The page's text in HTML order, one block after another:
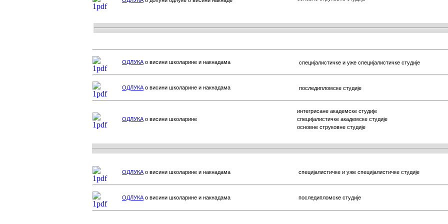
ОДЛУКА о висини школарине и накнадама специјалистичке и уже специјалистичке студије
ОДЛУКА о висини школарине и накнадама последипломске студије
ОДЛУКА о висини школарине
интегрисане академске студије
специјалистичке академске студије
основне струковне студије
ОДЛУКА о висини школарине и накнадама специјалистичке и уже специјалистичке студије
ОДЛУКА о висини школарине и накнадама последипломске студије